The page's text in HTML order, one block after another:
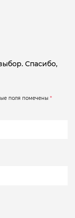
Спасибо,
поля помечены *